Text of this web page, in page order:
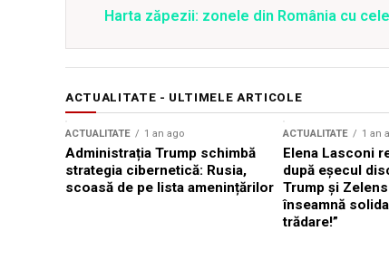
Harta zăpezii: zonele din România cu
ACTUALITATE - ULTIMELE ARTICOLE
ACTUALITATE 1 an ago
Administrația Trump schimbă
strategia cibernetică: Rusia,
scoasă de pe lista amenințărilor
ACTUALITATE 1 an
Elena Lasconi
după eșecul
Trump și
înseamnă
trădare!”